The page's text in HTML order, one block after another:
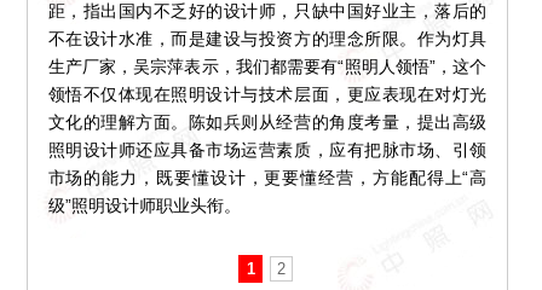
距，指出国内不乏好的设计师，只缺中国好业主，落后的
不在设计水准，而是建设与投资方的理念所限。作为灯具
生产厂家，吴宗萍表示，我们都需要有“照明人领悟”，这个
领悟不仅体现在照明设计与技术层面，更应表现在对灯光
文化的理解方面。陈如兵则从经营的角度考量，提出高级
照明设计师还应具备市场运营素质，应有把脉市场、引领
市场的能力，既要懂设计，更要懂经营，方能配得上“高
级”照明设计师职业头衔。
1 2